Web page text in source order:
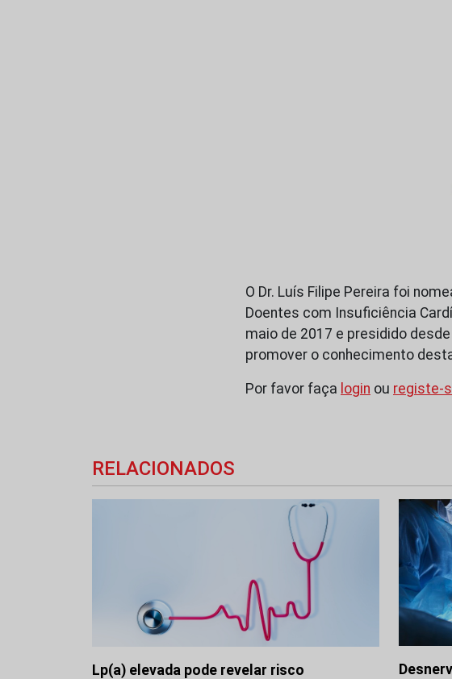
O Dr. Luís Filipe Pereira foi
Doentes com Insuficiência
maio de 2017 e presidido
promover o conhecimento
Por favor faça login ou registe-
RELACIONADOS
Lp(a) elevada pode revelar risco